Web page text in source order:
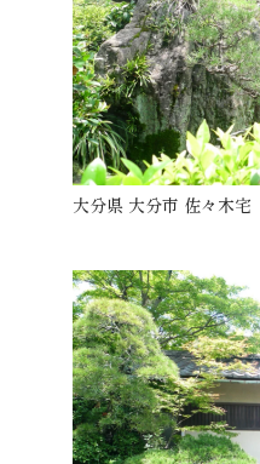
大分県 大分市 佐々木宅